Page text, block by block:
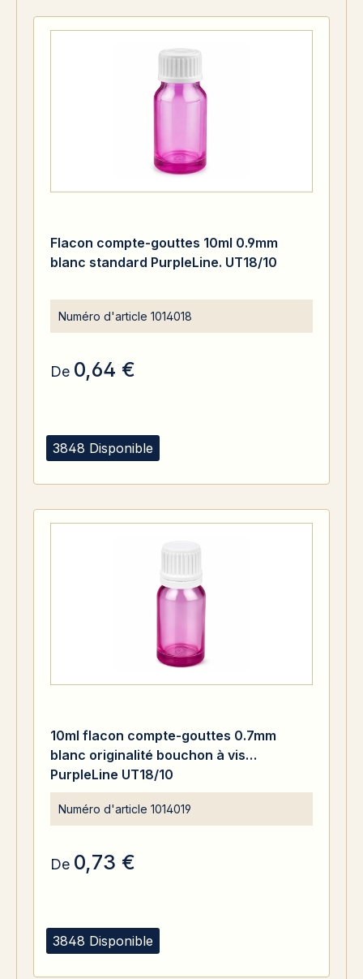
3848 Disponible
Flacon compte-gouttes 10ml 0.9mm
blanc standard PurpleLine. UT18/10
Numéro d'article 1014018
De 0,64 €
3848 Disponible
10ml flacon compte-gouttes 0.7mm
blanc originalité bouchon à vis
PurpleLine UT18/10
Numéro d'article 1014019
De 0,73 €